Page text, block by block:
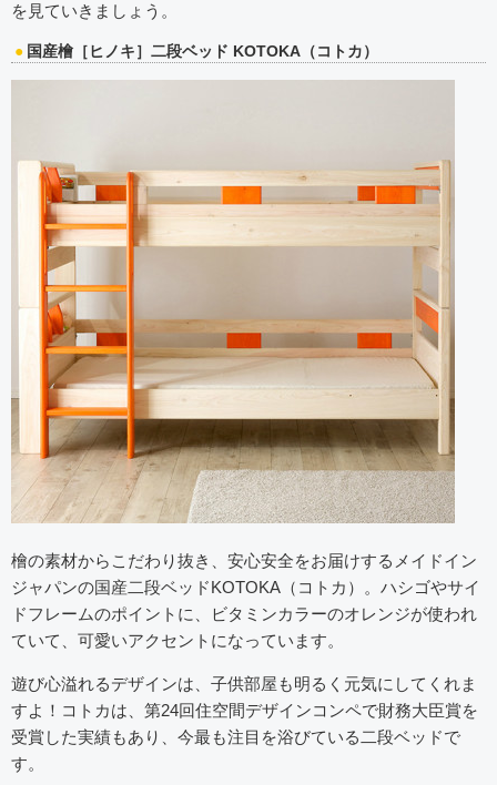
を見ていきましょう。
国産檜［ヒノキ］二段ベッド KOTOKA（コトカ）
檜の素材からこだわり抜き、安心安全をお届けするメイドイン
ジャパンの国産二段ベッドKOTOKA（コトカ）。ハシゴやサイ
ドフレームのポイントに、ビタミンカラーのオレンジが使われ
ていて、可愛いアクセントになっています。
遊び心溢れるデザインは、子供部屋も明るく元気にしてくれま
すよ！コトカは、第24回住空間デザインコンペで財務大臣賞を
受賞した実績もあり、今最も注目を浴びている二段ベッドで
す。